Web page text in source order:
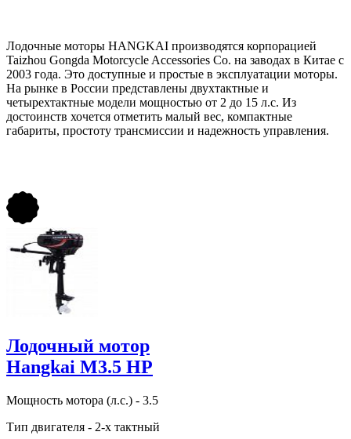
Лодочный мотор
Hangkai M3.5 HP
Мощность мотора (л.с.) - 3.5
Тип двигателя - 2-х тактный
Лодочные моторы HANGKAI производятся корпорацией
Taizhou Gongda Motorcycle Accessories Co. на заводах в Китае с
2003 года. Это доступные и простые в эксплуатации моторы.
На рынке в России представлены двухтактные и
четырехтактные модели мощностью от 2 до 15 л.с. Из
достоинств хочется отметить малый вес, компактные
габариты, простоту трансмиссии и надежность управления.